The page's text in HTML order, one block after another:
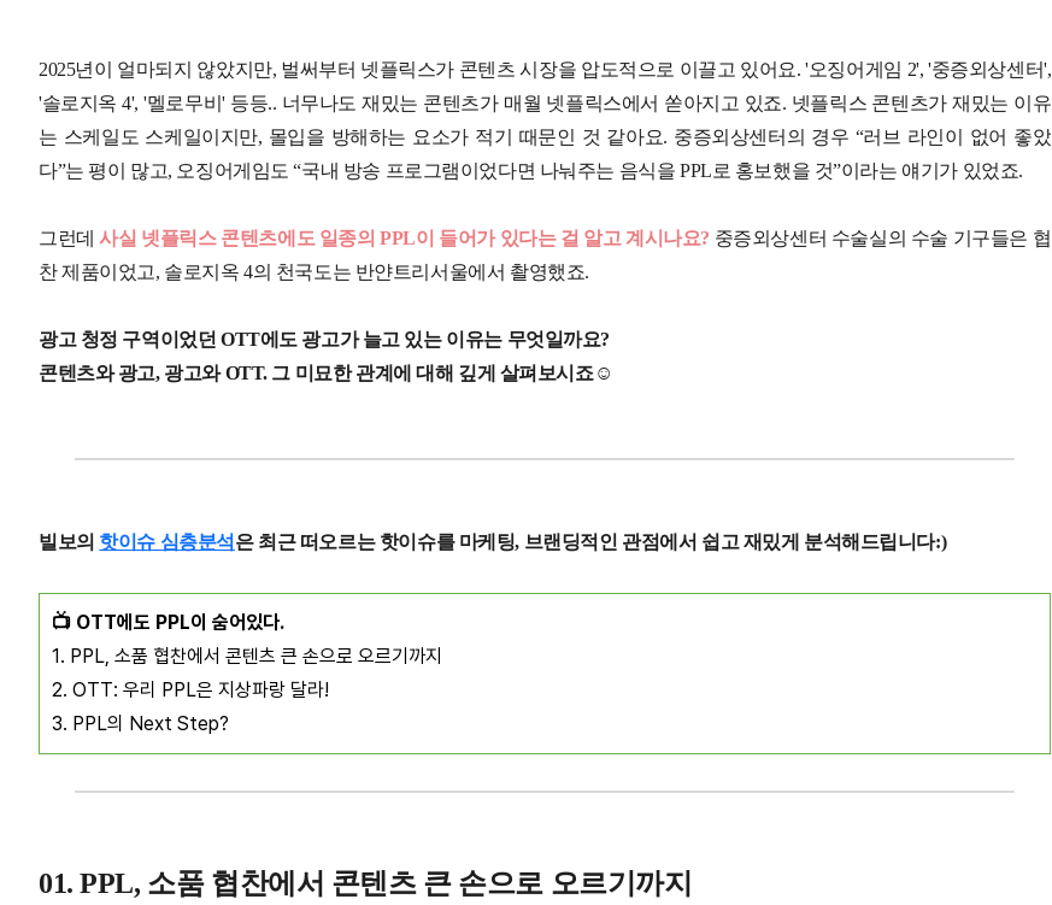
2025년이 얼마되지 않았지만, 벌써부터 넷플릭스가 콘텐츠 시장을 압도적으로 이끌고 있어요. '오징어게임 2', '중증외상센터',
'솔로지옥 4', '멜로무비' 등등.. 너무나도 재밌는 콘텐츠가 매월 넷플릭스에서 쏟아지고 있죠. 넷플릭스 콘텐츠가 재밌는 이유
는 스케일도 스케일이지만, 몰입을 방해하는 요소가 적기 때문인 것 같아요. 중증외상센터의 경우 “러브 라인이 없어 좋았
다”는 평이 많고, 오징어게임도 “국내 방송 프로그램이었다면 나눠주는 음식을 PPL로 홍보했을 것”이라는 얘기가 있었죠.
그런데사실 넷플릭스 콘텐츠에도 일종의 PPL이 들어가 있다는 걸 알고 계시나요? 중증외상센터 수술실의 수술 기구들은 협
찬 제품이었고, 솔로지옥 4의 천국도는 반얀트리서울에서 촬영했죠.
광고 청정 구역이었던 OTT에도 광고가 늘고 있는 이유는 무엇일까요?
콘텐츠와 광고, 광고와 OTT. 그 미묘한 관계에 대해 깊게 살펴보시죠☺️
빌보의 핫이슈 심층분석 은 최근 떠오르는 핫이슈를 마케팅, 브랜딩적인 관점에서 쉽고 재밌게 분석해드립니다:)
📺 OTT에도 PPL이 숨어있다.
1. PPL, 소품 협찬에서 콘텐츠 큰 손으로 오르기까지
2. OTT: 우리 PPL은 지상파랑 달라!
3. PPL의 Next Step?
01. PPL, 소품 협찬에서 콘텐츠 큰 손으로 오르기까지